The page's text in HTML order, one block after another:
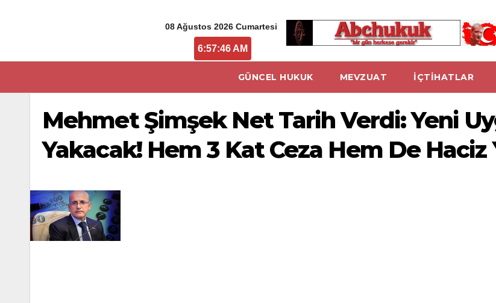
08 Ağustos 2026 Cumartesi
6:57:46 AM
GÜNCEL HUKUK MEVZUAT İÇTİHATLAR
Mehmet Şimşek Net Tarih Verdi: Yeni
Yakacak! Hem 3 Kat Ceza Hem De Haciz